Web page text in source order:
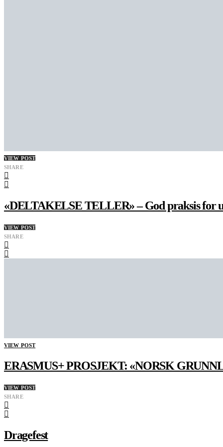
VIEW POST
SHARE
«DELTAKELSE TELLER» – God praksis for
VIEW POST
SHARE
VIEW POST
ERASMUS+ PROSJEKT: «NORSK
VIEW POST
SHARE
Dragefest